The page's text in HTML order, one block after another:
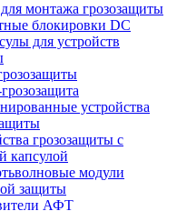
монтажа грозозащиты
блокировки DC
для устройств
устройства
грозозащиты с
капсулой
модули
защиты
АФТ